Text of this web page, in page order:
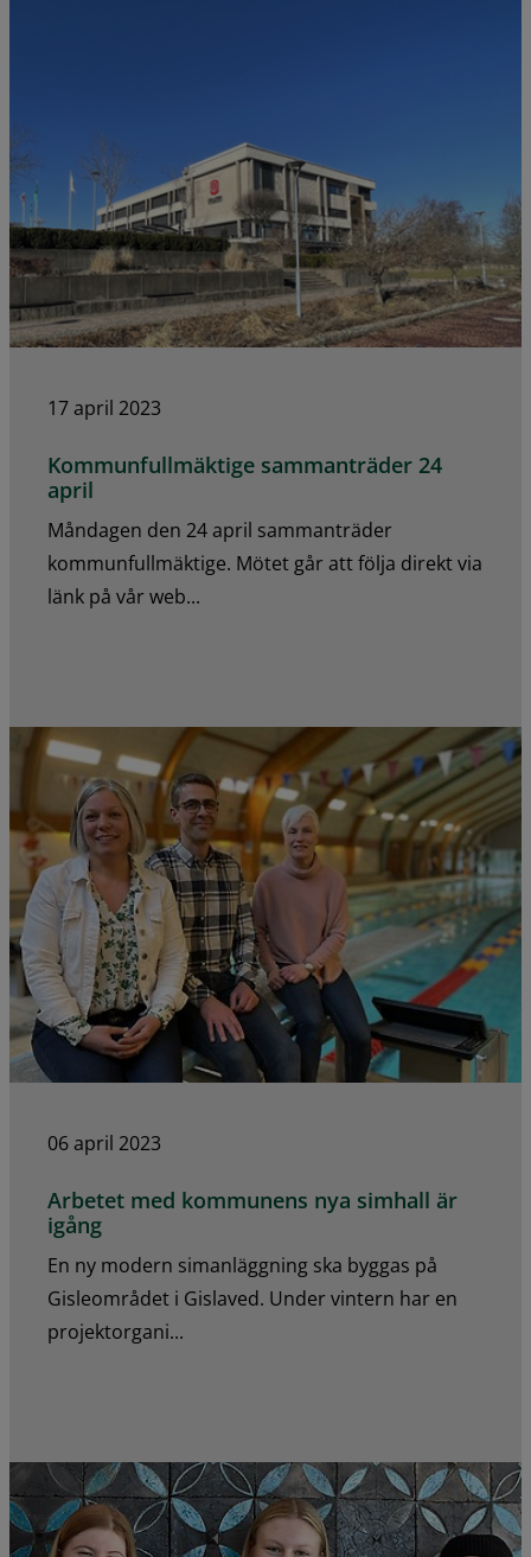
17 april 2023
Kommunfullmäktige sammanträder 24
april
Måndagen den 24 april sammanträder
kommunfullmäktige. Mötet går att följa direkt via
länk på vår web...
06 april 2023
Arbetet med kommunens nya simhall är
igång
En ny modern simanläggning ska byggas på
Gisleområdet i Gislaved. Under vintern har en
projektorgani...